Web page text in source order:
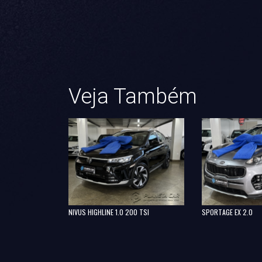
Veja Também
NIVUS HIGHLINE 1.0 200 TSI SPORTAGE EX 2.0